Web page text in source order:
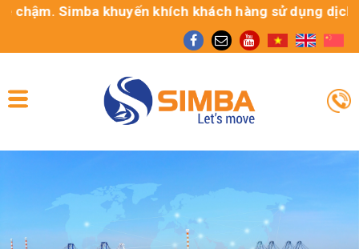
Simba khuyến khích khách hàng sử dụng dịch